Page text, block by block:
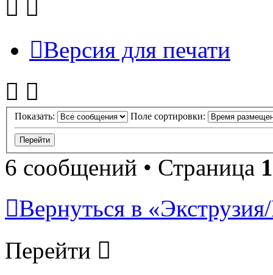
Версия для печати
Показать: Поле сортировки:
6 сообщений • Страница 1
Вернуться в
Перейти